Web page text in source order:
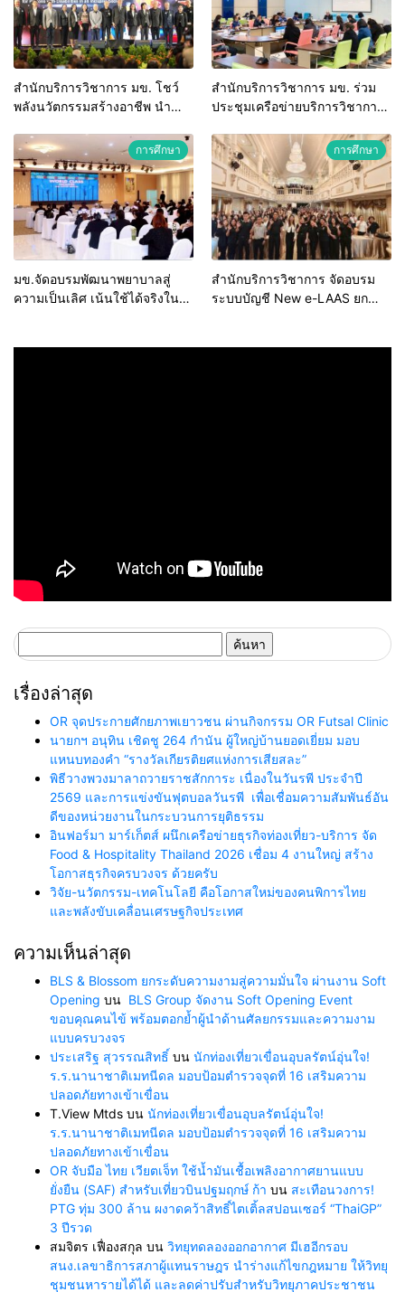
สำนักบริการวิชาการ มข. โชว์
พลังนวัตกรรมสร้างอาชีพ นำ
ชาติ NCPD 2026 เปลี่ยน “ผ้า
เหลือ” สู่รายได้ที่ยั่งยืน
สำนักบริการวิชาการ มข. ร่วม
ประชุมเครือข่ายบริการวิชาการ
สร้างเครือข่ายและยกระดับงาน
วิชาการรับใช้สังคม
การศึกษา
มข.จัดอบรมพัฒนาพยาบาลสู่
ความเป็นเลิศ เน้นใช้ได้จริงใน
การศึกษา
สำนักบริการวิชาการ จัดอบรม
ระบบบัญชี New e-LAAS ยก
สำหรับ:
เรื่องล่าสุด
OR จุดประกายศักยภาพเยาวชน ผ่านกิจกรรม OR Futsal Clinic
นายกฯ อนุทิน เชิดชู 264 กำนัน ผู้ใหญ่บ้านยอดเยี่ยม มอบ
แหนบทองคำ “รางวัลเกียรติยศแห่งการเสียสละ”
พิธีวางพวงมาลาถวายราชสักการะ เนื่องในวันรพี ประจำปี
2569 และการแข่งขันฟุตบอลวันรพี เพื่อเชื่อมความสัมพันธ์อัน
ดีของหน่วยงานในกระบวนการยุติธรรม
อินฟอร์มา มาร์เก็ตส์ ผนึกเครือข่ายธุรกิจท่องเที่ยว-บริการ จัด
Food & Hospitality Thailand 2026 เชื่อม 4 งานใหญ่ สร้าง
โอกาสธุรกิจครบวงจร ด้วยครับ
วิจัย-นวัตกรรม-เทคโนโลยี คือโอกาสใหม่ของคนพิการไทย
และพลังขับเคลื่อนเศรษฐกิจประเทศ
ความเห็นล่าสุด
BLS & Blossom ยกระดับความงามสู่ความมั่นใจ ผ่านงาน Soft
Opening บน BLS Group จัดงาน Soft Opening Event
ขอบคุณคนไข้ พร้อมตอกย้ำผู้นำด้านศัลยกรรมและความงาม
แบบครบวงจร
ประเสริฐ สุวรรณสิทธิ์ บน นักท่องเที่ยวเขื่อนอุบลรัตน์อุ่นใจ!
ร.ร.นานาชาติเมทนีดล มอบป้อมตำรวจจุดที่ 16 เสริมความ
ปลอดภัยทางเข้าเขื่อน
T.View Mtds บน นักท่องเที่ยวเขื่อนอุบลรัตน์อุ่นใจ!
ร.ร.นานาชาติเมทนีดล มอบป้อมตำรวจจุดที่ 16 เสริมความ
ปลอดภัยทางเข้าเขื่อน
OR จับมือ ไทย เวียตเจ็ท ใช้น้ำมันเชื้อเพลิงอากาศยานแบบ
ยั่งยืน (SAF) สำหรับเที่ยวบินปฐมฤกษ์ ก้า บน สะเทือนวงการ!
PTG ทุ่ม 300 ล้าน ผงาดคว้าสิทธิ์ไตเติ้ลสปอนเซอร์ “ThaiGP”
3 ปีรวด
สมจิตร เฟื่องสกุล บน วิทยุทดลองออกอากาศ มีเฮอีกรอบ
สนง.เลขาธิการสภาผู้แทนราษฎร นำร่างแก้ไขกฎหมาย ให้วิทยุ
ชุมชนหารายได้ได้ และลดค่าปรับสำหรับวิทยุภาคประชาชน